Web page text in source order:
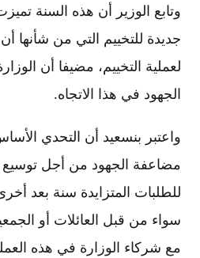
جديدة للتخييم التي من شأنها
لعملية التخييم، مضيفا أن
الجهود في هذا الاتجاه.
واعتبر بنسعيد أن التحدي
مضاعفة الجهود من أجل توسيع
للطلبات المتزايدة سنة بعد
سواء من قبل العائلات أو
مع شركاء الوزارة في هذه